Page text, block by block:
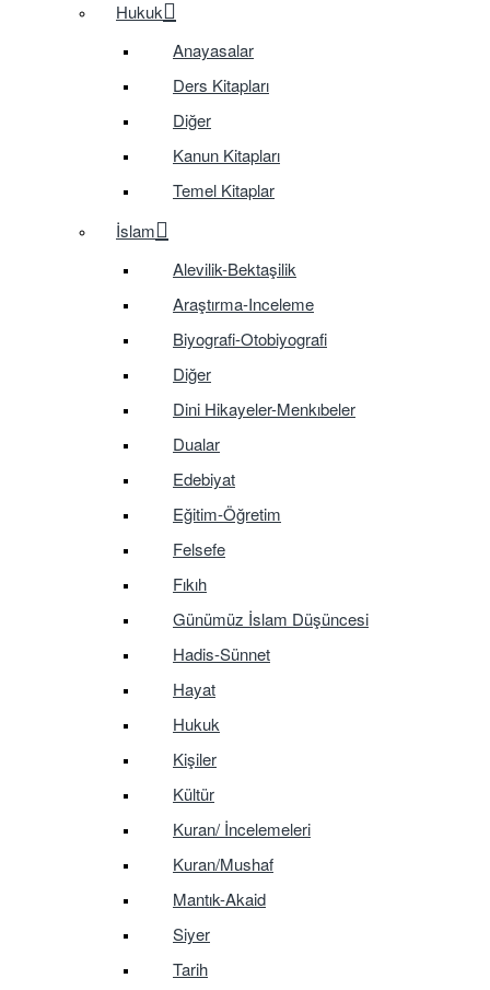
Hukuk
Anayasalar
Ders Kitapları
Diğer
Kanun Kitapları
Temel Kitaplar
İslam
Alevilik-Bektaşilik
Araştırma-Inceleme
Biyografi-Otobiyografi
Diğer
Dini Hikayeler-Menkıbeler
Dualar
Edebiyat
Eğitim-Öğretim
Felsefe
Fıkıh
Günümüz İslam Düşüncesi
Hadis-Sünnet
Hayat
Hukuk
Kişiler
Kültür
Kuran/ İncelemeleri
Kuran/Mushaf
Mantık-Akaid
Siyer
Tarih